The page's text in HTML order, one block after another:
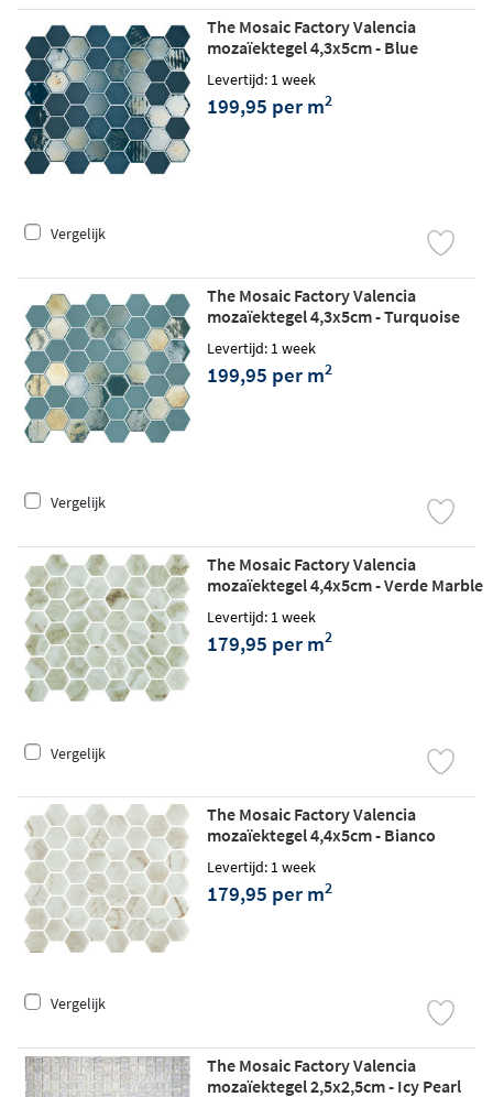
The Mosaic Factory Valencia
mozaïektegel 4,3x5cm - Blue
Levertijd: 1 week
199,95 per m2
Vergelijk
The Mosaic Factory Valencia
mozaïektegel 4,3x5cm - Turquoise
Levertijd: 1 week
199,95 per m2
Vergelijk
The Mosaic Factory Valencia
mozaïektegel 4,4x5cm - Verde Marble
Levertijd: 1 week
179,95 per m2
Vergelijk
The Mosaic Factory Valencia
mozaïektegel 4,4x5cm - Bianco
Marble Print matt
Levertijd: 1 week
179,95 per m2
Vergelijk
The Mosaic Factory Valencia
mozaïektegel 2,5x2,5cm - Icy Pearl